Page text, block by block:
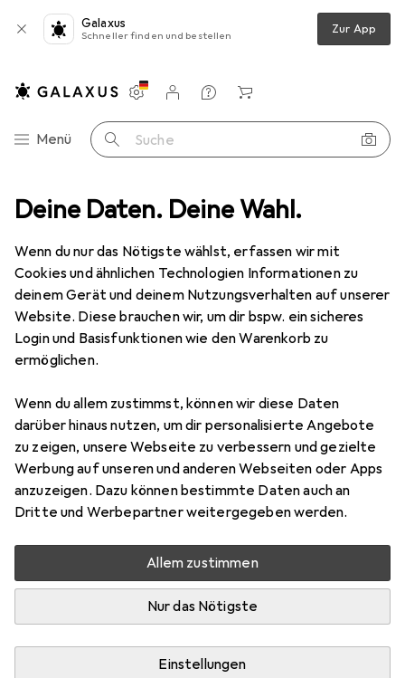
Deine Daten. Deine Wahl.
Wenn du nur das Nötigste wählst, erfassen wir mit
Cookies und ähnlichen Technologien Informationen zu
deinem Gerät und deinem Nutzungsverhalten auf unserer
Website. Diese brauchen wir, um dir bspw. ein sicheres
Login und Basisfunktionen wie den Warenkorb zu
ermöglichen.
Wenn du allem zustimmst, können wir diese Daten
darüber hinaus nutzen, um dir personalisierte Angebote
zu zeigen, unsere Webseite zu verbessern und gezielte
Werbung auf unseren und anderen Webseiten oder Apps
anzuzeigen. Dazu können bestimmte Daten auch an
Dritte und Werbepartner weitergegeben werden.
Allem zustimmen
Nur das Nötigste
Einstellungen
Galaxus
Schneller finden und bestellen Zur App
Navigation nach Kategorien
Menü Suche
Einstellungen
Kundenkonto
Vergleichslisten
Merklisten
Warenkorb
Teng Tools Zwölfkant Steckschlüsseleinsatz, 11mm, Länge 38 mm
2 Bilder
MENGENRABATT
Teng ToolsZwölfkant
Steckschlüsseleinsatz, 11mm, Länge 38
mm
11 mm
Preis in EUR inkl. MwSt.
EUR
10,01
Marke
Mehr von Teng Tools
Zwischen Sa, 29.8. und Do, 10.9. geliefert
9 Stück an Lager beim Lieferanten